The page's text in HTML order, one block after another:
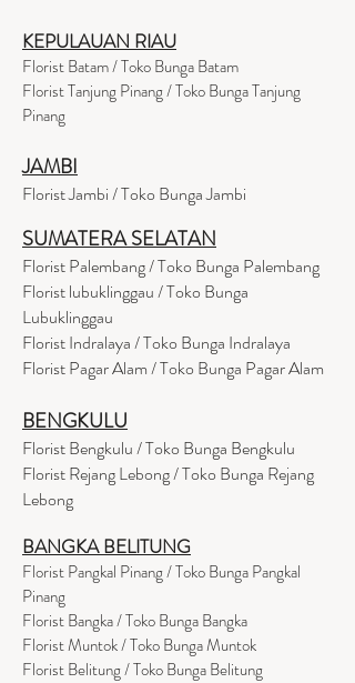
KEPULAUAN RIAU
Florist Batam / Toko Bunga Batam
Florist Tanjung Pinang / Toko Bunga Tanjung
Pinang
JAMBI
Florist Jambi / Toko Bunga Jambi
SUMATERA SELATAN
Florist Palembang / Toko Bunga Palembang
Florist lubuklinggau / Toko Bunga
Lubuklinggau
Florist Indralaya / Toko Bunga Indralaya
Florist Pagar Alam / Toko Bunga Pagar Alam
BENGKULU
Florist Bengkulu / Toko Bunga Bengkulu
Florist Rejang Lebong / Toko Bunga Rejang
Lebong
BANGKA BELITUNG
Florist Pangkal Pinang / Toko Bunga Pangkal
Pinang
Florist Bangka / Toko Bunga Bangka
Florist Muntok / Toko Bunga Muntok
Florist Belitung / Toko Bunga Belitung